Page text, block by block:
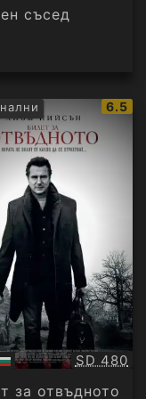
съсед
IMDb
6.5
SD 480
за отвъдното